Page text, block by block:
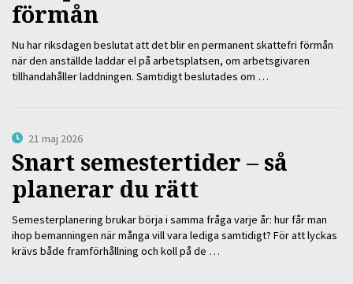
förmån
Nu har riksdagen beslutat att det blir en permanent skattefri förmån
när den anställde laddar el på arbetsplatsen, om arbetsgivaren
tillhandahåller laddningen. Samtidigt beslutades om …
21 maj 2026
Snart semestertider – så
planerar du rätt
Semesterplanering brukar börja i samma fråga varje år: hur får man
ihop bemanningen när många vill vara lediga samtidigt? För att lyckas
krävs både framförhållning och koll på de …